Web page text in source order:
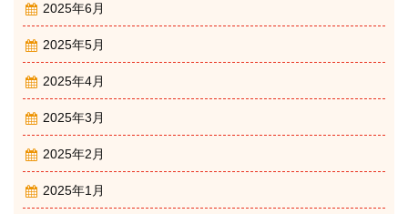
2025年6月
2025年5月
2025年4月
2025年3月
2025年2月
2025年1月